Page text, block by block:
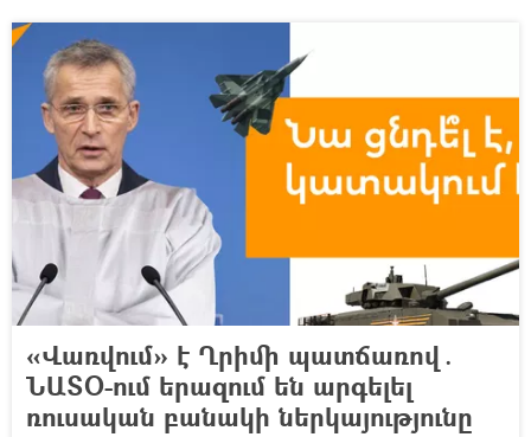
«Վառվում» է Ղրիմի պատճառով․
ՆԱՏՕ-ում երազում են արգելել
ռուսական բանակի ներկայությունը